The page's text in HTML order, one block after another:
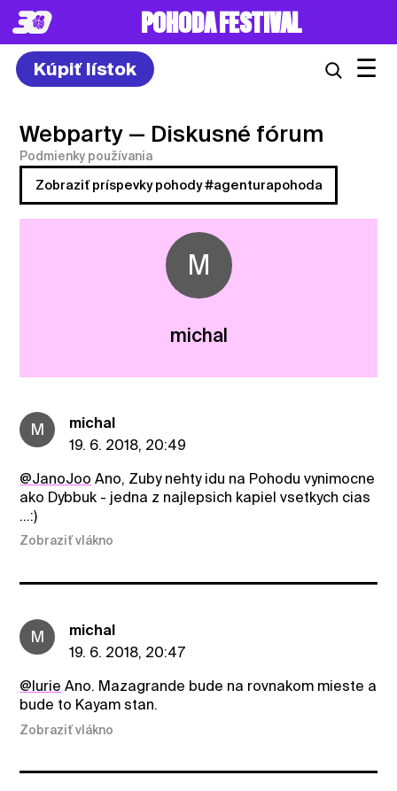
POHODA FESTIVAL
Kúpiť lístok ☰
Webparty — Diskusné fórum
Podmienky používania
Zobraziť príspevky pohody #agenturapohoda
M
michal
M
michal
19. 6. 2018, 20:49
@JanoJoo Ano, Zuby nehty idu na Pohodu vynimocne
ako Dybbuk - jedna z najlepsich kapiel vsetkych cias
...:)
Zobraziť vlákno
M
michal
19. 6. 2018, 20:47
@lurie Ano. Mazagrande bude na rovnakom mieste a
bude to Kayam stan.
Zobraziť vlákno